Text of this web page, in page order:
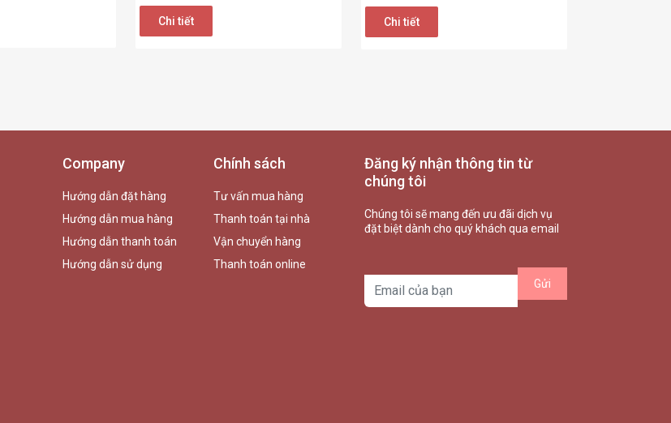
Chi tiết Chi tiết
Company
Hướng dẫn đặt hàng
Hướng dẫn mua hàng
Hướng dẫn thanh toán
Hướng dẫn sử dụng
Chính sách
Tư vấn mua hàng
Thanh toán tại nhà
Vận chuyển hàng
Thanh toán online
Đăng ký nhận thông tin từ
chúng tôi
Chúng tôi sẽ mang đến ưu đãi dịch vụ
đặt biệt dành cho quý khách qua email